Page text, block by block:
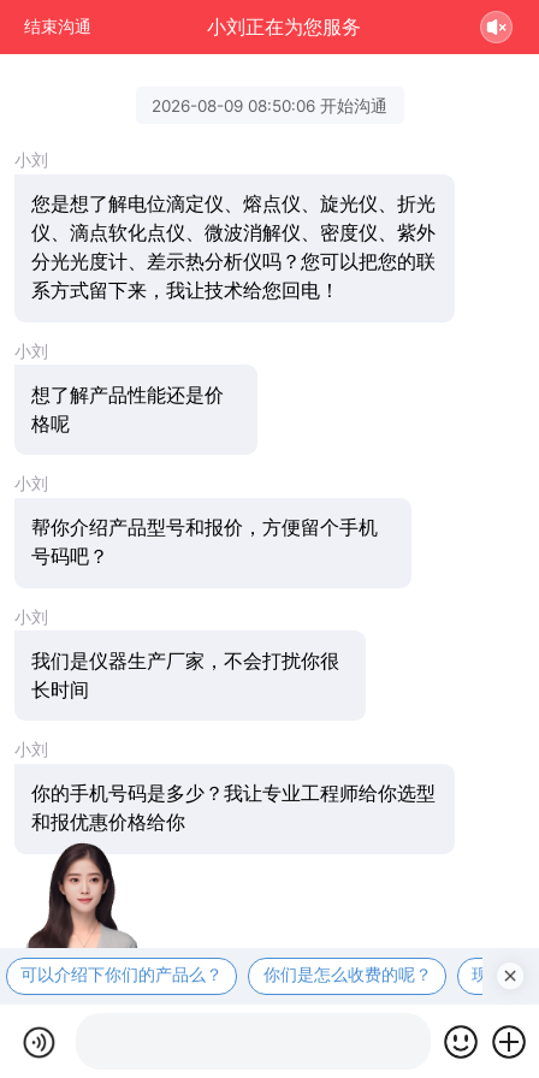
结束沟通 小刘正在为您服务
2026-08-09 08:50:06 开始沟通
小刘
您是想了解电位滴定仪、熔点仪、旋光仪、折光
仪、滴点软化点仪、微波消解仪、密度仪、紫外
分光光度计、差示热分析仪吗？您可以把您的联
系方式留下来，我让技术给您回电！
小刘
想了解产品性能还是价
格呢
小刘
帮你介绍产品型号和报价，方便留个手机
号码吧？
小刘
我们是仪器生产厂家，不会打扰你很
长时间
小刘
你的手机号码是多少？我让专业工程师给你选型
和报优惠价格给你
可以介绍下你们的产品么？ 你们是怎么收费的呢？ 现在有